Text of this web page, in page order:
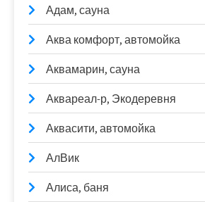
Адам, сауна
Аква комфорт, автомойка
Аквамарин, сауна
Аквареал-р, Экодеревня
Аквасити, автомойка
АлВик
Алиса, баня